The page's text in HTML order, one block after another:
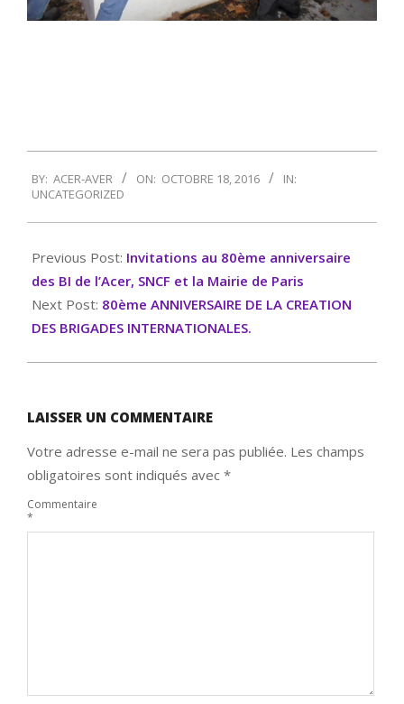
10-
BY: ACER-AVER ON: OCTOBRE 18, 2016
IN:
UNCATEGORIZED
Previous Post: Invitations au 80ème anniversaire
des BI de l’Acer, SNCF et la Mairie de Paris
Next Post: 80ème ANNIVERSAIRE DE LA CREATION
DES BRIGADES INTERNATIONALES.
LAISSER UN COMMENTAIRE
Votre adresse e-mail ne sera pas publiée. Les champs
obligatoires sont indiqués avec *
Commentaire
*